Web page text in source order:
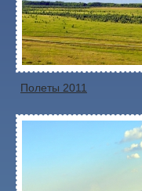
Полеты 2011